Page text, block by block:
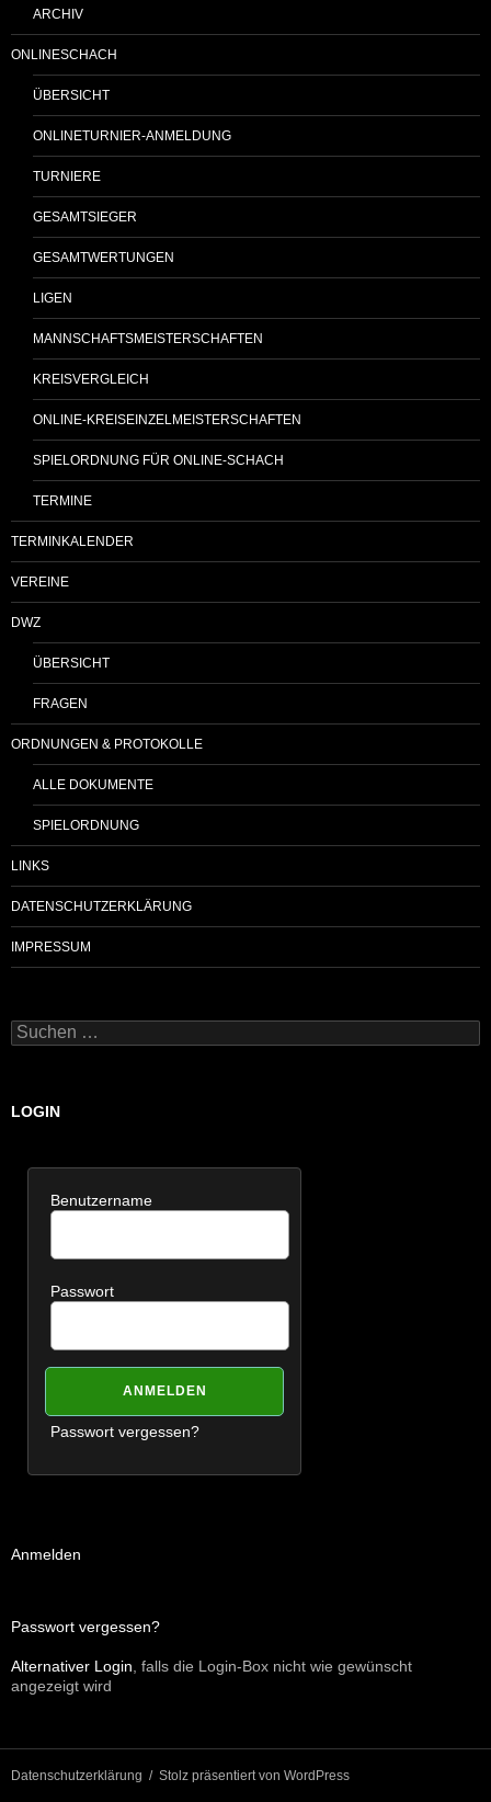
ARCHIV
ONLINESCHACH
ÜBERSICHT
ONLINETURNIER-ANMELDUNG
TURNIERE
GESAMTSIEGER
GESAMTWERTUNGEN
LIGEN
MANNSCHAFTSMEISTERSCHAFTEN
KREISVERGLEICH
ONLINE-KREISEINZELMEISTERSCHAFTEN
SPIELORDNUNG FÜR ONLINE-SCHACH
TERMINE
TERMINKALENDER
VEREINE
DWZ
ÜBERSICHT
FRAGEN
ORDNUNGEN & PROTOKOLLE
ALLE DOKUMENTE
SPIELORDNUNG
LINKS
DATENSCHUTZERKLÄRUNG
IMPRESSUM
Suchen
nach:
LOGIN
Benutzername
Passwort
Passwort vergessen?
Anmelden
Passwort vergessen?
Alternativer Login , falls die Login-Box nicht wie gewünscht
angezeigt wird
Datenschutzerklärung Stolz präsentiert von WordPress